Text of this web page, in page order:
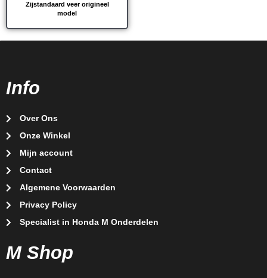
Zijstandaard veer origineel
model
Info
Over Ons
Onze Winkel
Mijn account
Contact
Algemene Voorwaarden
Privacy Policy
Specialist in Honda M Onderdelen
M Shop